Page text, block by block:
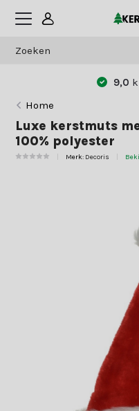
9,0
Home
Luxe kerstmuts
100% polyester
Merk: Decoris